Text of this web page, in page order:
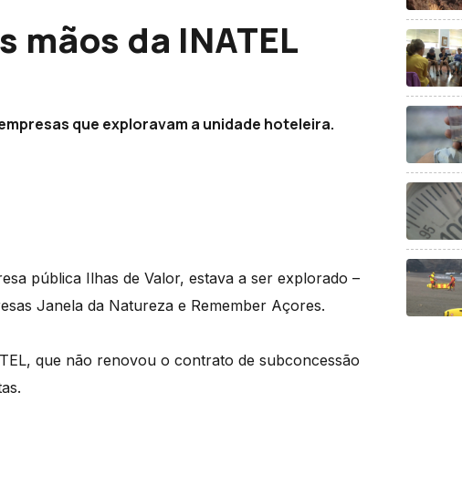
mãos da INATEL
que exploravam a unidade hoteleira.
pública Ilhas de Valor, estava a ser explorado –
Janela da Natureza e Remember Açores.
que não renovou o contrato de subconcessão